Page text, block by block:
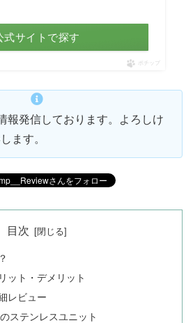
式サイトで探す
ポチップ
報発信しております。よろしけ
ます。
目次
ット・デメリット
レビュー
ステンレスユニット